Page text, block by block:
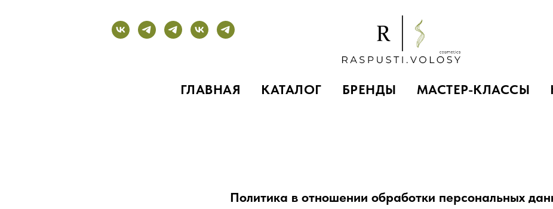
ГЛАВНАЯ КАТАЛОГ БРЕНДЫ МАСТЕР-КЛАССЫ
Политика в отношении обработки персональных